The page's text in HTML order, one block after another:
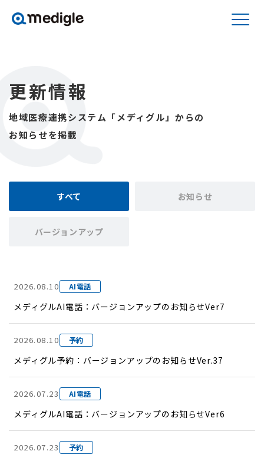
更新情報
地域医療連携システム「メディグル」からの
お知らせを掲載
すべて お知らせ
バージョンアップ
2026.08.10 AI電話
メディグルAI電話：バージョンアップのお知らせVer7
2026.08.10 予約
メディグル予約：バージョンアップのお知らせVer.37
2026.07.23 AI電話
メディグルAI電話：バージョンアップのお知らせVer6
2026.07.23 予約